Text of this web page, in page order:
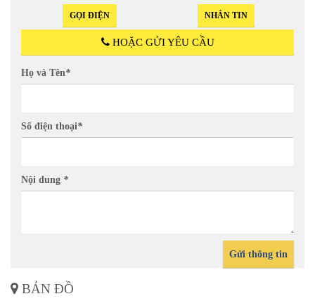
GỌI ĐIỆN NHẮN TIN
HOẶC GỬI YÊU CẦU
Họ và Tên*
Số điện thoại*
Nội dung *
Gửi thông tin
BẢN ĐỒ